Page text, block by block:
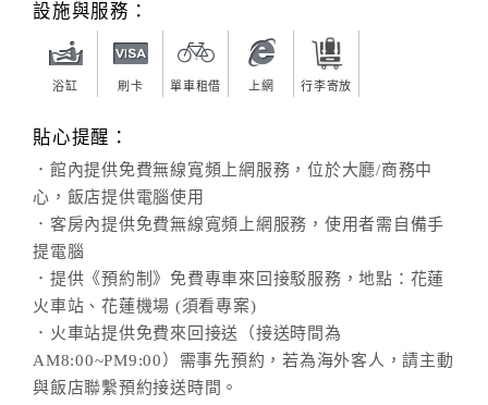
設施與服務：
浴缸 刷卡 單車租借 上網 行李寄放
貼心提醒：
．館內提供免費無線寬頻上網服務，位於大廳/商務中
心，飯店提供電腦使用
．客房內提供免費無線寬頻上網服務，使用者需自備手
提電腦
．提供《預約制》免費專車來回接駁服務，地點：花蓮
火車站、花蓮機場 (須看專案)
．火車站提供免費來回接送（接送時間為
AM8:00~PM9:00）需事先預約，若為海外客人，請主動
與飯店聯繫預約接送時間。